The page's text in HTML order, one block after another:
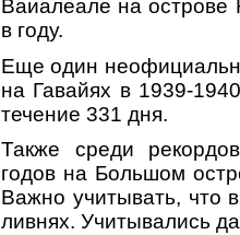
Ваиалеале на острове
в году.
Еще один
на Гавайях в 1939-
течение 331 дня.
Также среди
годов на Большом
Важно учитывать, что
ливнях. Учитывались